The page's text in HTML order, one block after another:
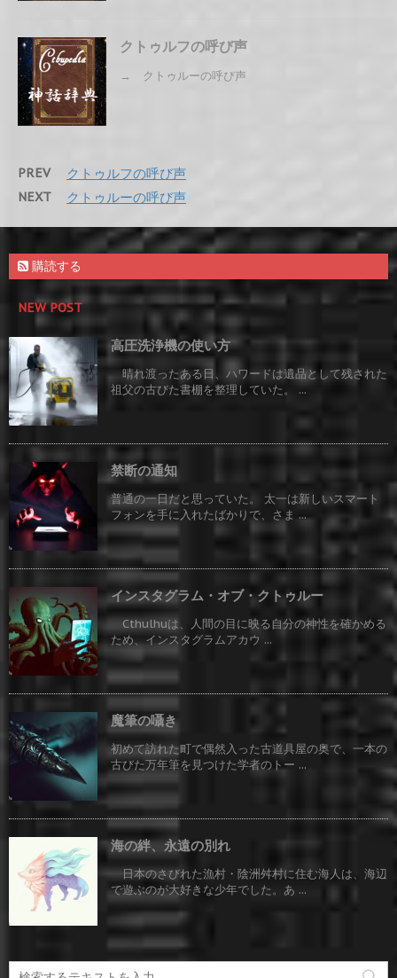
クトゥルフの呼び声
→ クトゥルーの呼び声
PREV クトゥルフの呼び声
NEXT クトゥルーの呼び声
購読する
NEW POST
高圧洗浄機の使い方
晴れ渡ったある日、ハワードは遺品として残された
祖父の古びた書棚を整理していた。 ...
禁断の通知
普通の一日だと思っていた。 太一は新しいスマート
フォンを手に入れたばかりで、さま ...
インスタグラム・オブ・クトゥルー
Cthulhuは、人間の目に映る自分の神性を確かめる
ため、インスタグラムアカウ ...
魔筆の囁き
初めて訪れた町で偶然入った古道具屋の奥で、一本の
古びた万年筆を見つけた学者のトー ...
海の絆、永遠の別れ
日本のさびれた漁村・陰洲舛村に住む海人は、海辺
で遊ぶのが大好きな少年でした。あ ...